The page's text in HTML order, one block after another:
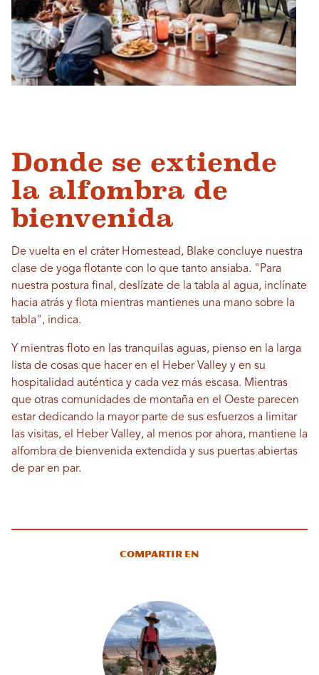
Donde se extiende
la alfombra de
bienvenida
De vuelta en el cráter Homestead, Blake concluye nuestra
clase de yoga flotante con lo que tanto ansiaba. "Para
nuestra postura final, deslízate de la tabla al agua, inclínate
hacia atrás y flota mientras mantienes una mano sobre la
tabla", indica.
Y mientras floto en las tranquilas aguas, pienso en la larga
lista de cosas que hacer en el Heber Valley y en su
hospitalidad auténtica y cada vez más escasa. Mientras
que otras comunidades de montaña en el Oeste parecen
estar dedicando la mayor parte de sus esfuerzos a limitar
las visitas, el Heber Valley, al menos por ahora, mantiene la
alfombra de bienvenida extendida y sus puertas abiertas
de par en par.
Compartir en